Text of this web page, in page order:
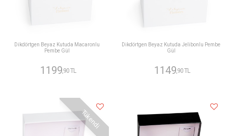
Dikdörtgen Beyaz Kutuda Macaronlu
Pembe Gül
1199 ,90 TL
Dikdörtgen Beyaz Kutuda Jelibonlu Pembe
Gül
1149 ,90 TL
Tükendi